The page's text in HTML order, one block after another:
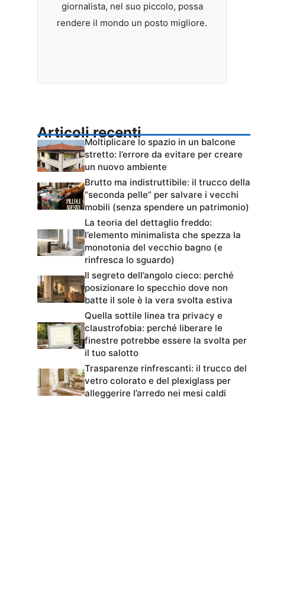
giornalista, nel suo piccolo, possa
rendere il mondo un posto migliore.
Articoli recenti
Moltiplicare lo spazio in un balcone
stretto: l’errore da evitare per creare
un nuovo ambiente
Brutto ma indistruttibile: il trucco della
“seconda pelle” per salvare i vecchi
mobili (senza spendere un patrimonio)
La teoria del dettaglio freddo:
l’elemento minimalista che spezza la
monotonia del vecchio bagno (e
rinfresca lo sguardo)
Il segreto dell’angolo cieco: perché
posizionare lo specchio dove non
batte il sole è la vera svolta estiva
Quella sottile linea tra privacy e
claustrofobia: perché liberare le
finestre potrebbe essere la svolta per
il tuo salotto
Trasparenze rinfrescanti: il trucco del
vetro colorato e del plexiglass per
alleggerire l’arredo nei mesi caldi